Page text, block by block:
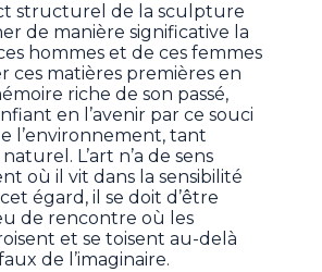
structurel de la sculpture
de manière significative la
hommes et de ces femmes
ces matières premières en
riche de son passé,
en l’avenir par ce souci
l’environnement, tant
L’art n’a de sens
où il vit dans la sensibilité
égard, il se doit d’être
de rencontre où les
et se toisent au-delà
de l’imaginaire.